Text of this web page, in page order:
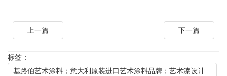
上一篇 下一篇
标签：
基路伯艺术涂料；意大利原装进口艺术涂料品牌；艺术漆设计